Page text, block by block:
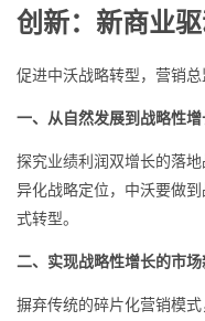
创新：新商业
促进中沃战略转型，营销总
一、从自然发展到战略性
探究业绩利润双增长的落
异化战略定位，中沃要做
式转型。
二、实现战略性增长的市
摒弃传统的碎片化营销模